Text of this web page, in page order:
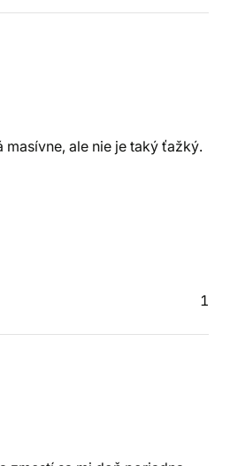
masívne, ale nie je taký ťažký.
1